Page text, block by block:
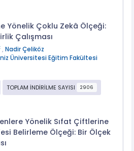
Yönelik Çoklu Zekâ Ölçeği:
Çalışması
, Nadir Çeliköz
Üniversitesi Eğitim Fakültesi
TOPLAM İNDİRİLME SAYISI 2906
Yönelik Sıfat Çiftlerine
Belirleme Ölçeği: Bir Ölçek